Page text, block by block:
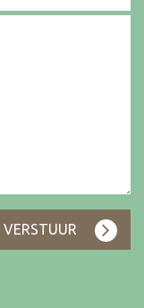
VERSTUUR